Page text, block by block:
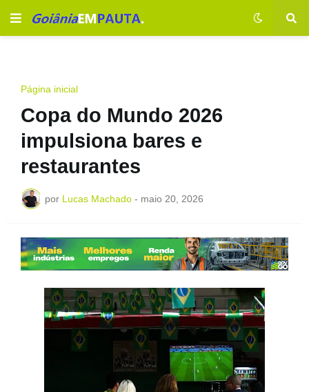
Página inicial
Copa do Mundo 2026
impulsiona bares e
restaurantes
por Lucas Machado - maio 20, 2026